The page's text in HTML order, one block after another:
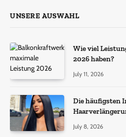
UNSERE AUSWAHL
Wie viel
2026 haben?
July 11, 2026
Die häufigsten
July 8, 2026